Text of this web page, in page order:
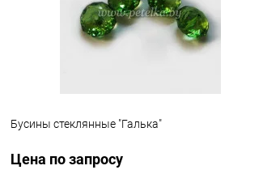
В избранное Под заказ
Бусины стеклянные "Галька"
Цена по запросу